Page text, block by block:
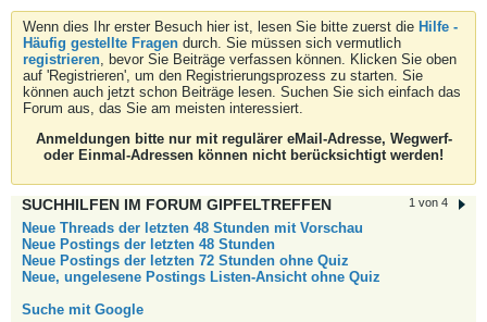
Wenn dies Ihr erster Besuch hier ist, lesen Sie bitte zuerst die Hilfe -
Häufig gestellte Fragen durch. Sie müssen sich vermutlich
registrieren, bevor Sie Beiträge verfassen können. Klicken Sie oben
auf 'Registrieren', um den Registrierungsprozess zu starten. Sie
können auch jetzt schon Beiträge lesen. Suchen Sie sich einfach das
Forum aus, das Sie am meisten interessiert.
Anmeldungen bitte nur mit regulärer eMail-Adresse, Wegwerf-
oder Einmal-Adressen können nicht berücksichtigt werden!
1 von 4
SUCHHILFEN IM FORUM GIPFELTREFFEN
Neue Threads der letzten 48 Stunden mit Vorschau
Neue Postings der letzten 48 Stunden
Neue Postings der letzten 72 Stunden ohne Quiz
Neue, ungelesene Postings Listen-Ansicht ohne Quiz
Suche mit Google